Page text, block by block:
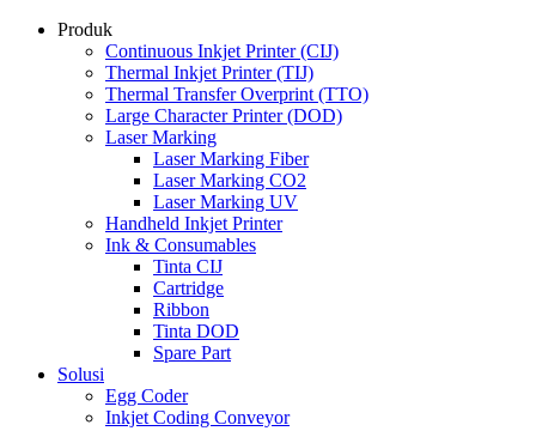
Produk
Continuous Inkjet Printer (CIJ)
Thermal Inkjet Printer (TIJ)
Thermal Transfer Overprint (TTO)
Large Character Printer (DOD)
Laser Marking
Laser Marking Fiber
Laser Marking CO2
Laser Marking UV
Handheld Inkjet Printer
Ink & Consumables
Tinta CIJ
Cartridge
Ribbon
Tinta DOD
Spare Part
Solusi
Egg Coder
Inkjet Coding Conveyor